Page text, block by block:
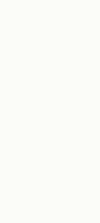
Cet
accueillir des
Voir ses
L'hôtel Mercure
m de la station
Paris, 40 min
Expos de
contemporain